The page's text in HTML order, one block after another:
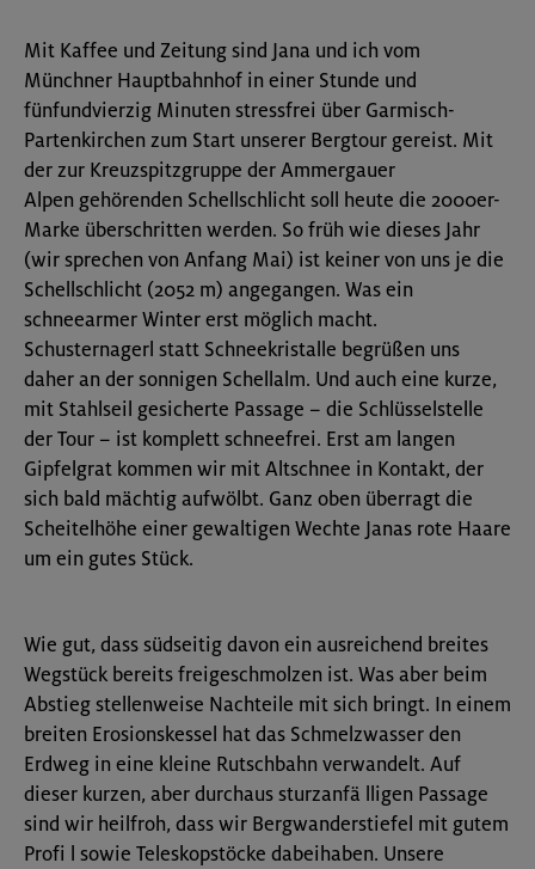
Mit Kaffee und Zeitung sind Jana und ich vom
Münchner Hauptbahnhof in einer Stunde und
fünfundvierzig Minuten stressfrei über Garmisch-
Partenkirchen zum Start unserer Bergtour gereist. Mit
der zur Kreuzspitzgruppe der Ammergauer
Alpen gehörenden Schellschlicht soll heute die 2000er-
Marke überschritten werden. So früh wie dieses Jahr
(wir sprechen von Anfang Mai) ist keiner von uns je die
Schellschlicht (2052 m) angegangen. Was ein
schneearmer Winter erst möglich macht.
Schusternagerl statt Schneekristalle begrüßen uns
daher an der sonnigen Schellalm. Und auch eine kurze,
mit Stahlseil gesicherte Passage – die Schlüsselstelle
der Tour – ist komplett schneefrei. Erst am langen
Gipfelgrat kommen wir mit Altschnee in Kontakt, der
sich bald mächtig aufwölbt. Ganz oben überragt die
Scheitelhöhe einer gewaltigen Wechte Janas rote Haare
um ein gutes Stück.
Wie gut, dass südseitig davon ein ausreichend breites
Wegstück bereits freigeschmolzen ist. Was aber beim
Abstieg stellenweise Nachteile mit sich bringt. In einem
breiten Erosionskessel hat das Schmelzwasser den
Erdweg in eine kleine Rutschbahn verwandelt. Auf
dieser kurzen, aber durchaus sturzanfä lligen Passage
sind wir heilfroh, dass wir Bergwanderstiefel mit gutem
Profi l sowie Teleskopstöcke dabeihaben. Unsere